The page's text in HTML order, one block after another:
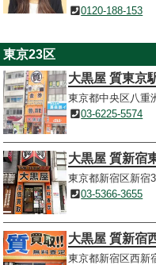
0120-188-153
東京23区
大黒屋 質東京
東京都中央区八重
03-6225-5574
大黒屋 質新宿
東京都新宿区新宿
03-5366-3655
大黒屋 質新宿
東京都新宿区西新